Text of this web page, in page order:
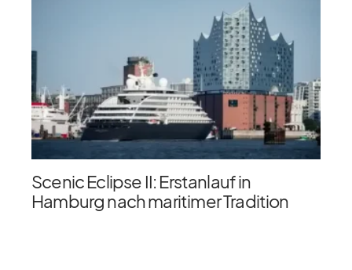
Scenic Eclipse II: Erstanlauf in
Hamburg nach maritimer Tradition